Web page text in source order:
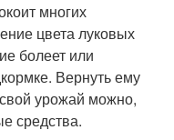
многих
цвета луковых
болеет или
Вернуть ему
урожай можно,
средства.